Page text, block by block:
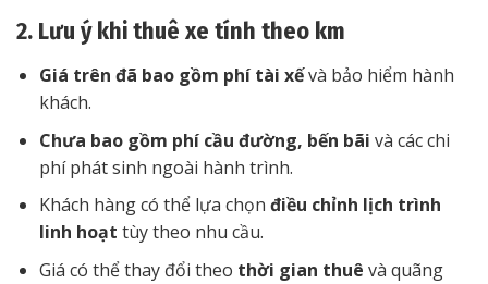
2. Lưu ý khi thuê xe tính theo km
Giá trên đã bao gồm phí tài xếvà bảo hiểm hành
khách.
Chưa bao gồm phí cầu đường, bến bãi và các chi
phí phát sinh ngoài hành trình.
Khách hàng có thể lựa chọn điều chỉnh lịch trình
linh hoạt tùy theo nhu cầu.
Giá có thể thay đổi theo thời gian thuê và quãng